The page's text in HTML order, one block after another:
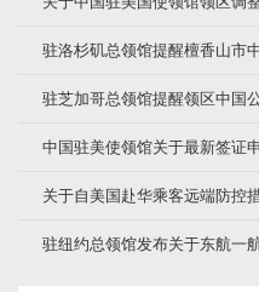
驻洛杉矶总领馆提醒檀香山市
驻芝加哥总领馆提醒领区中国
中国驻美使领馆关于最新签证
关于自美国赴华乘客远端防控
驻纽约总领馆发布关于东航一